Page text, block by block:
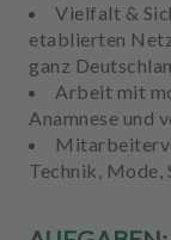
Vielfalt &
etablierten
ganz
Arbeit mit
Anamnese und
Technik, Mode,